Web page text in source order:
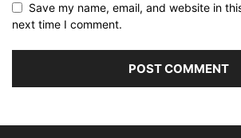
Save my name, email, and website in
next time I comment.